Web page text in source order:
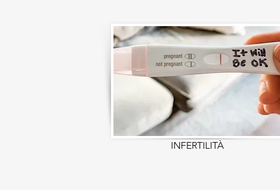
INFERTILITÀ